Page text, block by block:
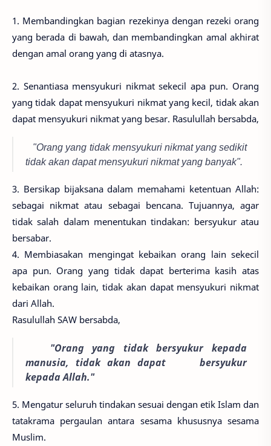
1. Membandingkan bagian rezekinya dengan rezeki orang
yang berada di bawah, dan membandingkan amal akhirat
dengan amal orang yang di atasnya.
2. Senantiasa mensyukuri nikmat sekecil apa pun. Orang
yang tidak dapat mensyukuri nikmat yang kecil, tidak akan
dapat mensyukuri nikmat yang besar. Rasulullah bersabda,
"Orang yang tidak mensyukuri nikmat yang sedikit
tidak akandapat mensyukuri nikmat yang banyak".
3. Bersikap bijaksana dalam memahami ketentuan Allah:
sebagai nikmat atau sebagai bencana. Tujuannya, agar
tidak salah dalam menentukan tindakan: bersyukur atau
bersabar.
4. Membiasakan mengingat kebaikan orang lain sekecil
apa pun. Orang yang tidak dapat berterima kasih atas
kebaikan orang lain, tidak akan dapat mensyukuri nikmat
dari Allah.
Rasulullah SAW bersabda,
"Orang yang tidak bersyukur kepada
manusia, tidak akan dapat
bersyukur
kepada Allah."
5. Mengatur seluruh tindakan sesuai dengan etik Islam dan
tatakrama pergaulan antara sesama khususnya sesama
Muslim.